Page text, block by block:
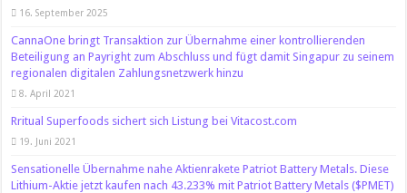
16. September 2025
CannaOne bringt Transaktion zur Übernahme einer kontrollierenden
Beteiligung an Payright zum Abschluss und fügt damit Singapur zu seinem
regionalen digitalen Zahlungsnetzwerk hinzu
8. April 2021
Rritual Superfoods sichert sich Listung bei Vitacost.com
19. Juni 2021
Sensationelle Übernahme nahe Aktienrakete Patriot Battery Metals. Diese
Lithium-Aktie jetzt kaufen nach 43.233% mit Patriot Battery Metals ($PMET)